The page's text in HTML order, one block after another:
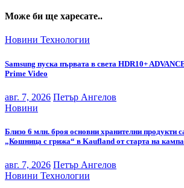
Може би ще харесате..
Новини Технологии
Samsung пуска първата в света HDR10+
Prime Video
авг. 7, 2026 Петър Ангелов
Новини
Близо 6 млн. броя основни хранителни продукти
„Кошница с грижа“ в Kaufland от старта на
авг. 7, 2026 Петър Ангелов
Новини Технологии